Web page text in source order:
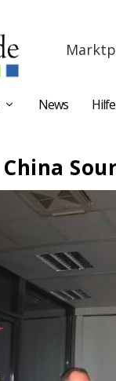
News Hilfe
China